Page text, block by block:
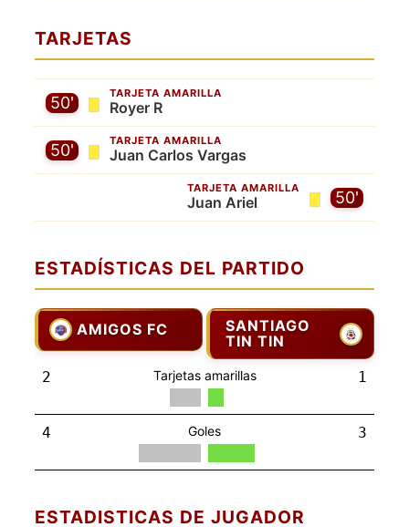
TARJETAS
TARJETA AMARILLA
Royer R
50'
TARJETA AMARILLA
Juan Carlos Vargas
50'
50'
TARJETA AMARILLA
Juan Ariel
ESTADÍSTICAS DEL PARTIDO
AMIGOS FC
SANTIAGO
TIN TIN
2 Tarjetas amarillas 1
4 Goles 3
ESTADISTICAS DE JUGADOR